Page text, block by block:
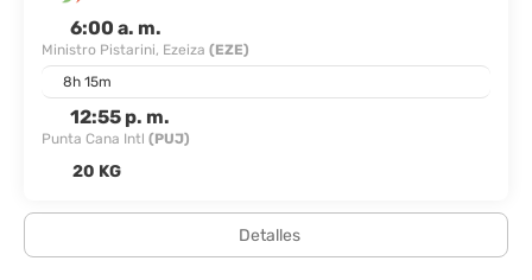
6:00 a. m.
Ministro Pistarini, Ezeiza (EZE)
8h 15m
12:55 p. m.
Punta Cana Intl (PUJ)
20 KG
Detalles